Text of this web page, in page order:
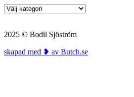
Kategorier
2025 © Bodil Sjöström
skapad med ❥ av Butch.se